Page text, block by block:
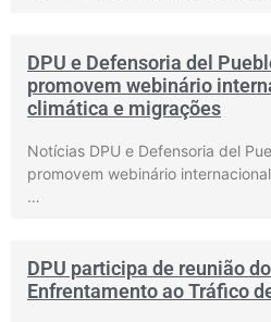
DPU e Defensoria del
promovem webinário
climática e migrações
Notícias DPU e Defensoria del
promovem webinário
…
DPU participa de reunião
Enfrentamento ao Tráfico